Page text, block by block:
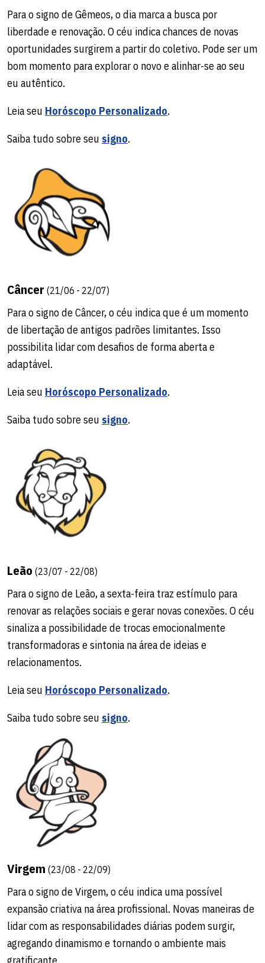
Capricórnio(22/12 - 19/01)
Para o signo de Capricórnio, o céu indica um domingo de
para ações práticas e originais na rotina diária.
Leia seuHoróscopo Personalizado
Saiba tudo sobre seusigno
Aquário
No domingo, o signo de Aquário ganha agilidade para lidar
com a rotina e melhor aproveitamento de recursos,
diferente e se divertir com amigos.
Leia seuHoróscopo Personalizado
Saiba tudo sobre seu
Peixes(19/02 - 20/03)
personalidade divertida e leveza na rotina, graças a
harmonização entre Lua, Sol e Mercúrio. Há chance de
Leia seuHoróscopo Personalizado
Saiba tudo sobre seu signo
Para o signo de Gêmeos, o dia marca a busca por
liberdade e renovação. O céu indica chances de novas
oportunidades surgirem a partir do coletivo. Pode ser um
bom momento para explorar o novo e alinhar-se ao seu
eu autêntico.
Leia seu Horóscopo Personalizado.
Saiba tudo sobre seu signo.
Câncer (21/06 - 22/07)
Para o signo de Câncer, o céu indica que é um momento
de libertação de antigos padrões limitantes. Isso
possibilita lidar com desafios de forma aberta e
adaptável.
Leia seu Horóscopo Personalizado.
Saiba tudo sobre seu signo.
Leão (23/07 - 22/08)
Para o signo de Leão, a sexta-feira traz estímulo para
renovar as relações sociais e gerar novas conexões. O céu
sinaliza a possibilidade de trocas emocionalmente
transformadoras e sintonia na área de ideias e
relacionamentos.
Leia seu Horóscopo Personalizado.
Saiba tudo sobre seu signo.
Virgem (23/08 - 22/09)
Para o signo de Virgem, o céu indica uma possível
expansão criativa na área profissional. Novas maneiras de
lidar com as responsabilidades diárias podem surgir,
agregando dinamismo e tornando o ambiente mais